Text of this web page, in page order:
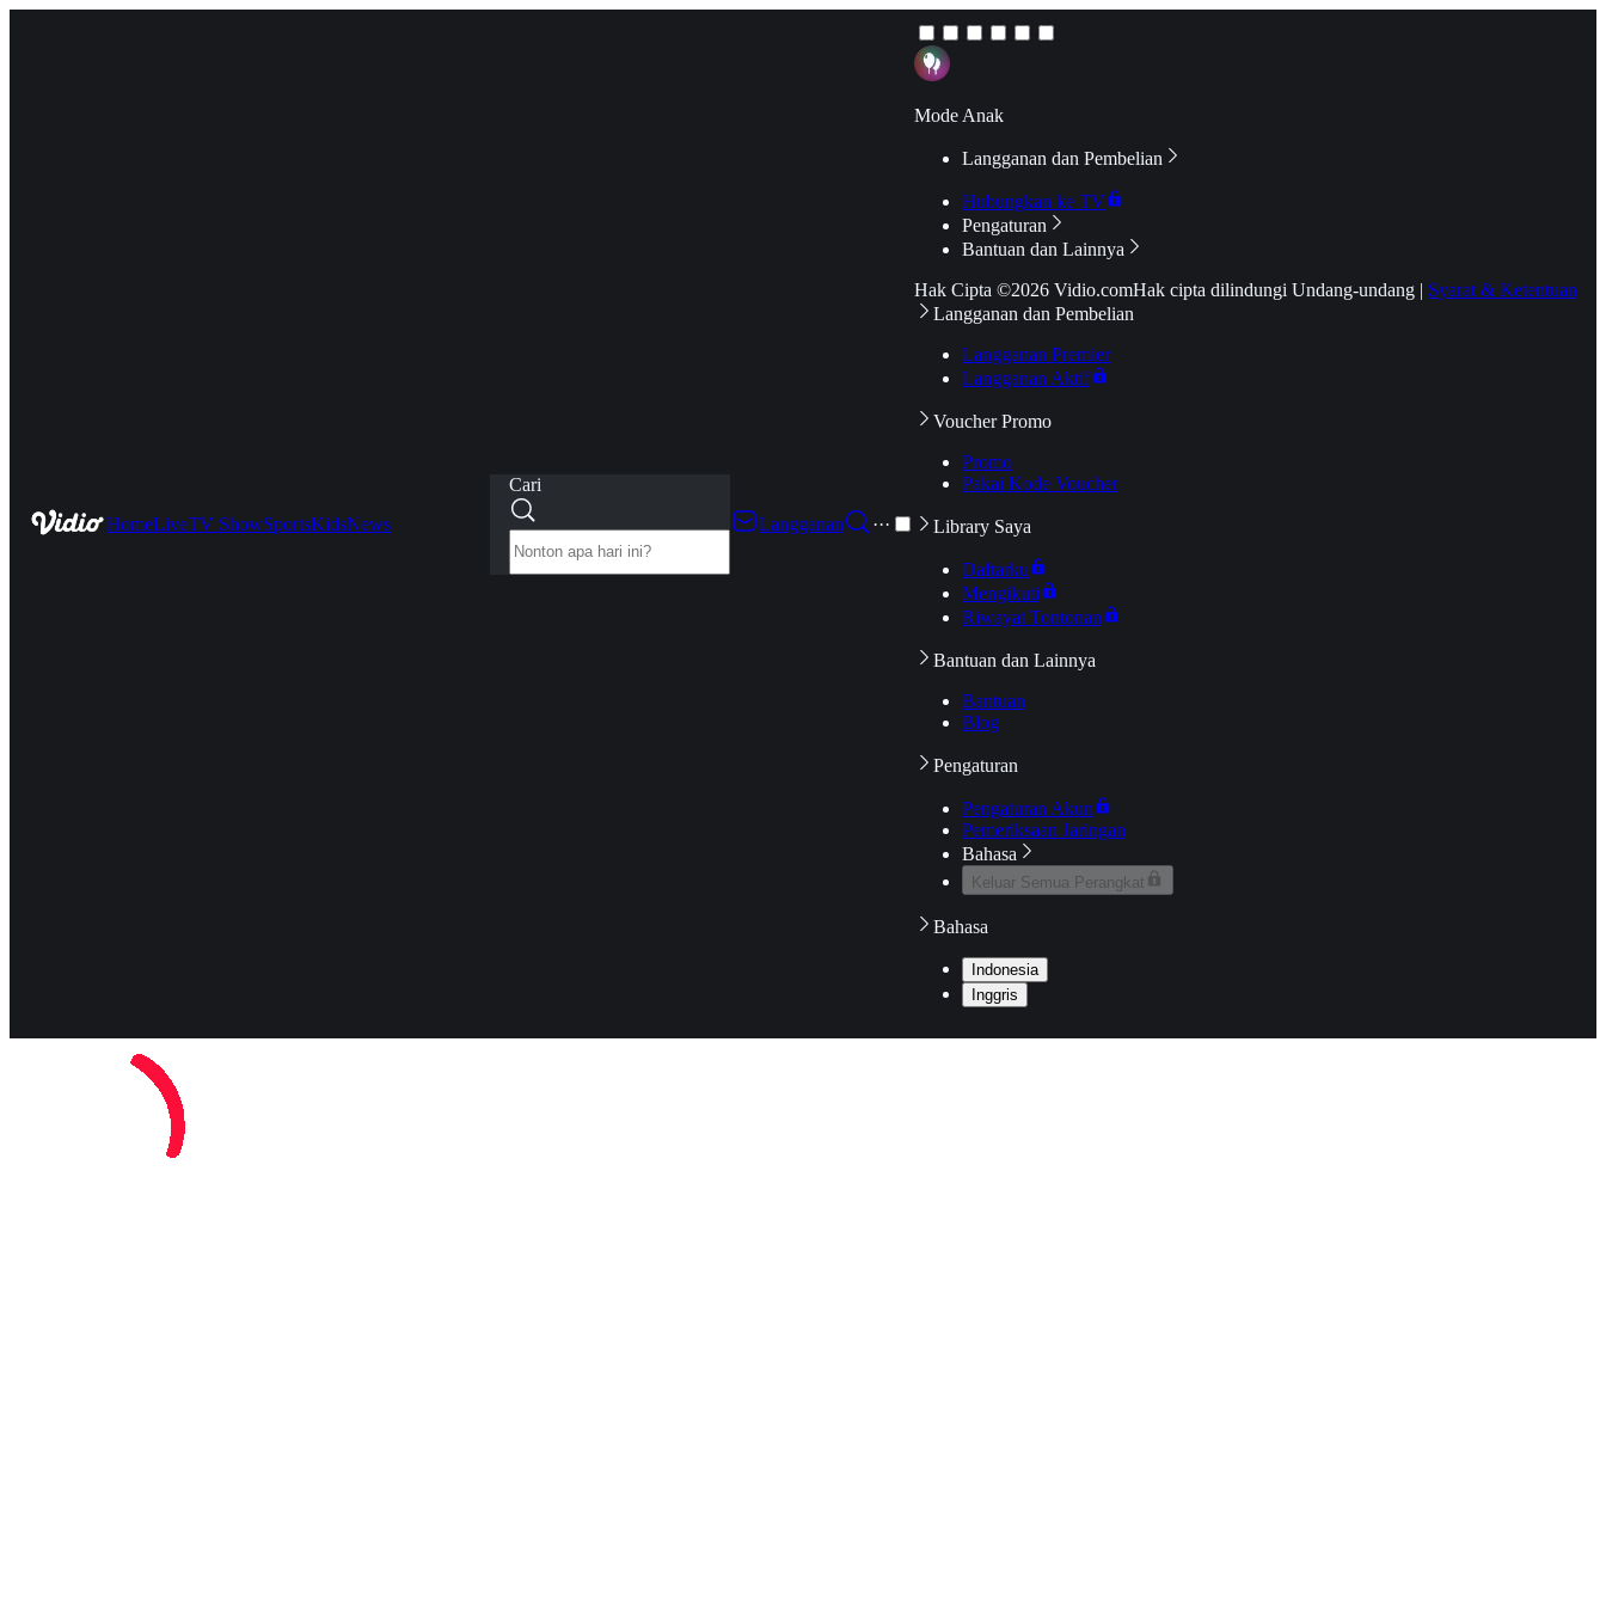
HomeLiveTV ShowSportsKidsNews
Cari
Langganan
···
Mode Anak
Langganan dan Pembelian
Hubungkan ke TV
Pengaturan
Bantuan dan Lainnya
Hak Cipta ©2026 Vidio.comHak cipta dilindungi Undang-undang | Syarat & Ketentuan
Langganan dan Pembelian
Langganan Premier
Langganan Aktif
Voucher Promo
Promo
Pakai Kode Voucher
Library Saya
Daftarku
Mengikuti
Riwayat Tontonan
Bantuan dan Lainnya
Bantuan
Blog
Pengaturan
Pengaturan Akun
Pemeriksaan Jaringan
Bahasa
Keluar Semua Perangkat
Bahasa
Indonesia
Inggris